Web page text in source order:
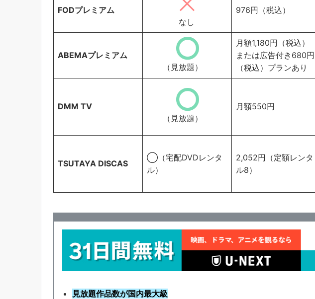
FODプレミアム
なし
976円（税込）
ABEMAプレミアム
（見放題）
月額1,180円（税込）
または広告付き680円
（税込）プランあり
DMM TV
（見放題）
月額550円
TSUTAYA DISCAS
◯（宅配DVDレンタ
ル）
2,052円（定額レンタ
ル8）
見放題作品数が国内最大級